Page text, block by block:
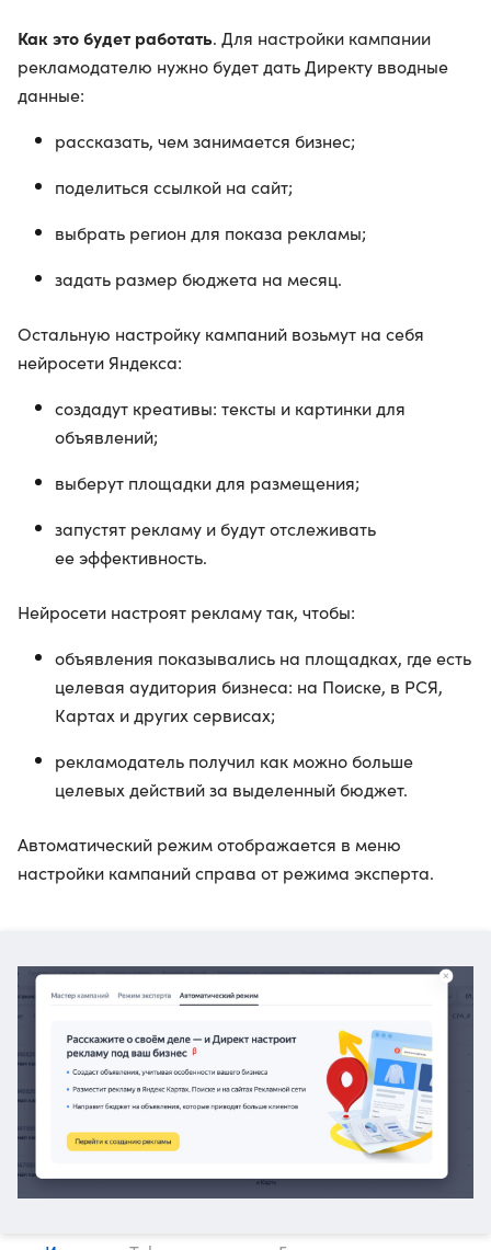
Как это будет работать. Для настройки кампании
рекламодателю нужно будет дать Директу вводные
данные:
рассказать, чем занимается бизнес;
поделиться ссылкой на сайт;
выбрать регион для показа рекламы;
задать размер бюджета на месяц.
Остальную настройку кампаний возьмут на себя
нейросети Яндекса:
создадут креативы: тексты и картинки для
объявлений;
выберут площадки для размещения;
запустят рекламу и будут отслеживать
ее эффективность.
Нейросети настроят рекламу так, чтобы:
объявления показывались на площадках, где есть
целевая аудитория бизнеса: на Поиске, в РСЯ,
Картах и других сервисах;
рекламодатель получил как можно больше
целевых действий за выделенный бюджет.
Автоматический режим отображается в меню
настройки кампаний справа от режима эксперта.